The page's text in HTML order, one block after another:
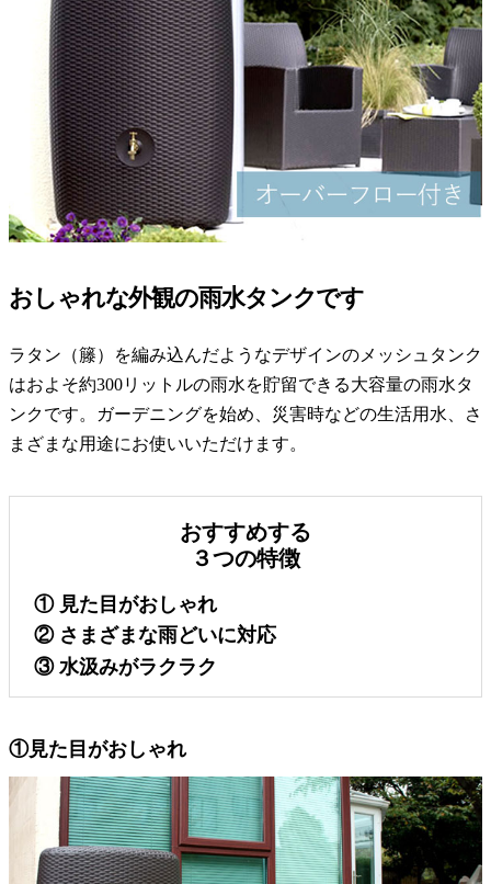
おしゃれな外観の雨水タンクです
ラタン（籐）を編み込んだようなデザインのメッシュタンク
はおよそ約300リットルの雨水を貯留できる大容量の雨水タ
ンクです。ガーデニングを始め、災害時などの生活用水、さ
まざまな用途にお使いいただけます。
おすすめする
３つの特徴
① 見た目がおしゃれ
② さまざまな雨どいに対応
③ 水汲みがラクラク
①見た目がおしゃれ